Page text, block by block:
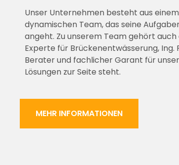
Unser Unternehmen besteht aus
dynamischen Team, das seine
angeht. Zu unserem Team gehört
Experte für Brückenentwässerung, Ing.
Berater und fachlicher Garant für
Lösungen zur Seite steht.
MEHR INFORMATIONEN